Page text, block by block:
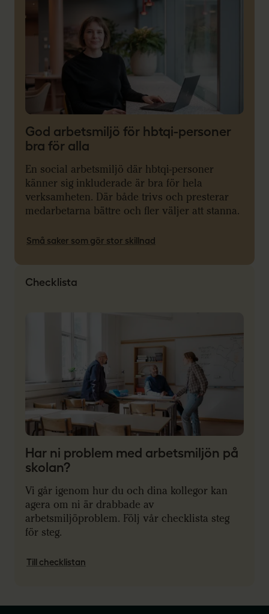
God arbetsmiljö för hbtqi-personer
bra för alla
En social arbetsmiljö där hbtqi-personer
känner sig inkluderade är bra för hela
verksamheten. Där både trivs och presterar
medarbetarna bättre och fler väljer att stanna.
Små saker som gör stor skillnad
Checklista
Har ni problem med arbetsmiljön på
skolan?
Vi går igenom hur du och dina kollegor kan
agera om ni är drabbade av
arbetsmiljöproblem. Följ vår checklista steg
för steg.
Till checklistan